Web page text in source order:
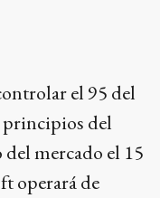
el 95 del
principios del
mercado el 15
operará de